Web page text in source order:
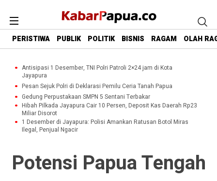
PERISTIWA PUBLIK POLITIK BISNIS RAGAM OLAH
Antisipasi 1 Desember, TNI Polri Patroli 2×24 jam di Kota
Jayapura
Pesan Sejuk Polri di Deklarasi Pemilu Ceria Tanah Papua
Gedung Perpustakaan SMPN 5 Sentani Terbakar
Hibah Pilkada Jayapura Cair 10 Persen, Deposit Kas Daerah Rp23
Miliar Disorot
1 Desember di Jayapura: Polisi Amankan Ratusan Botol Miras
Ilegal, Penjual Ngacir
Potensi Papua Tengah